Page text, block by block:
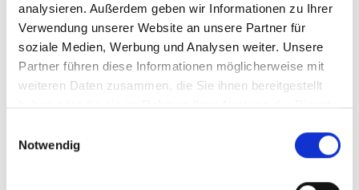
analysieren. Außerdem geben wir Informationen zu Ihrer
Verwendung unserer Website an unsere Partner für
soziale Medien, Werbung und Analysen weiter. Unsere
Partner führen diese Informationen möglicherweise mit
weiteren Daten zusammen, die Sie ihnen bereitgestellt
haben oder die sie im Rahmen Ihrer Nutzung der Dienste
Notwendig
Grootlicht Nee
Dagrijlicht LEDs
Vermogensopname